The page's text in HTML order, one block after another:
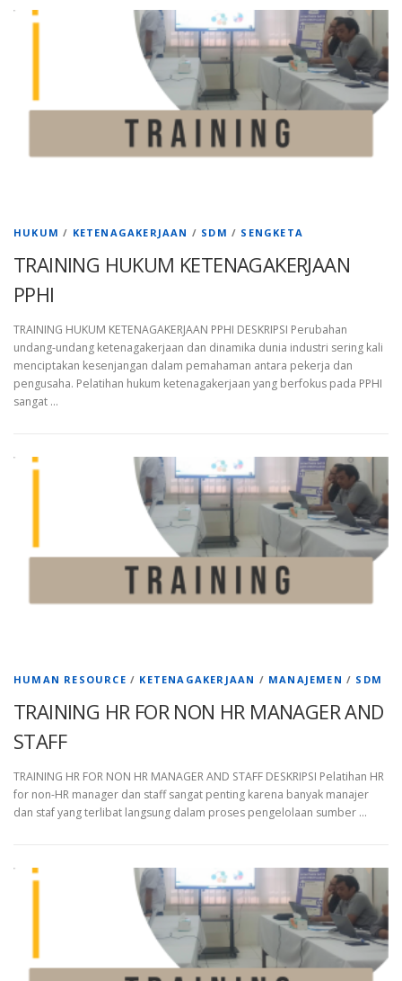
HUKUM / KETENAGAKERJAAN / SDM / SENGKETA
TRAINING HUKUM KETENAGAKERJAAN
PPHI
TRAINING HUKUM KETENAGAKERJAAN PPHI DESKRIPSI Perubahan
undang-undang ketenagakerjaan dan dinamika dunia industri sering kali
menciptakan kesenjangan dalam pemahaman antara pekerja dan
pengusaha. Pelatihan hukum ketenagakerjaan yang berfokus pada PPHI
sangat …
HUMAN RESOURCE / KETENAGAKERJAAN / MANAJEMEN / SDM
TRAINING HR FOR NON HR MANAGER AND
STAFF
TRAINING HR FOR NON HR MANAGER AND STAFF DESKRIPSI Pelatihan HR
for non-HR manager dan staff sangat penting karena banyak manajer
dan staf yang terlibat langsung dalam proses pengelolaan sumber …